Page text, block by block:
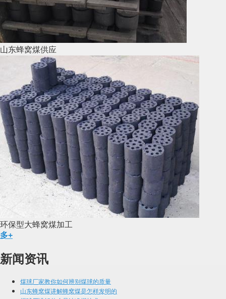
山东蜂窝煤供应
环保型大蜂窝煤加工
多+
新闻资讯
煤球厂家教你如何辨别煤球的质量
山东蜂窝煤讲解蜂窝煤是怎样发明的